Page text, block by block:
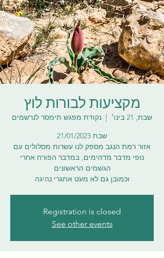
מקציעות לבורות לוץ
שבת, 21 בינו׳
  |
נקודת מפגש תימסר לנרשמים
אזור רמת הנגב מספק לנו עשרות מסלולים עם
נופי מדבר מדהימים, במדבר הפורח אחרי
וכמובן גם לא מעט אתגרי נהיגה
Registration is closed
See other events